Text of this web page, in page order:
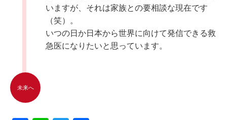
いますが、それは家族との要相談な現在です
（笑）。
いつの日か日本から世界に向けて発信できる救
急医になりたいと思っています。
未来へ